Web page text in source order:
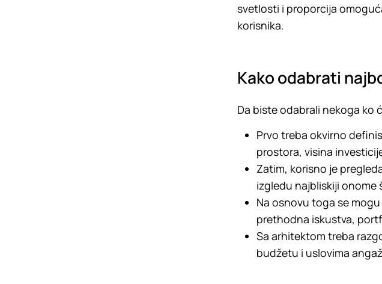
svetlosti i proporcija
korisnika.
Kako odabrati
Da biste odabrali nekoga ko
Prvo treba okvirno
prostora, visina
Zatim, korisno je
izgledu najbliskiji
Na osnovu toga se
prethodna iskustva,
Sa arhitektom treba
budžetu i uslovima